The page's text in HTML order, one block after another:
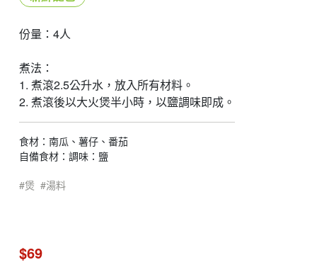
份量：4人
煮法：
1. 煮滾2.5公升水，放入所有材料。
2. 煮滾後以大火煲半小時，以鹽調味即成。
食材：南瓜、薯仔、番茄
自備食材：調味：鹽
煲 湯料
$69